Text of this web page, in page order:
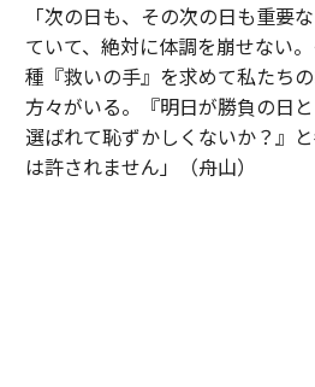
「次の日も、その次の日も重要
ていて、絶対に体調を崩せない
種『救いの手』を求めて私たち
方々がいる。『明日が勝負の日
選ばれて恥ずかしくないか？』
は許されません」（舟山）